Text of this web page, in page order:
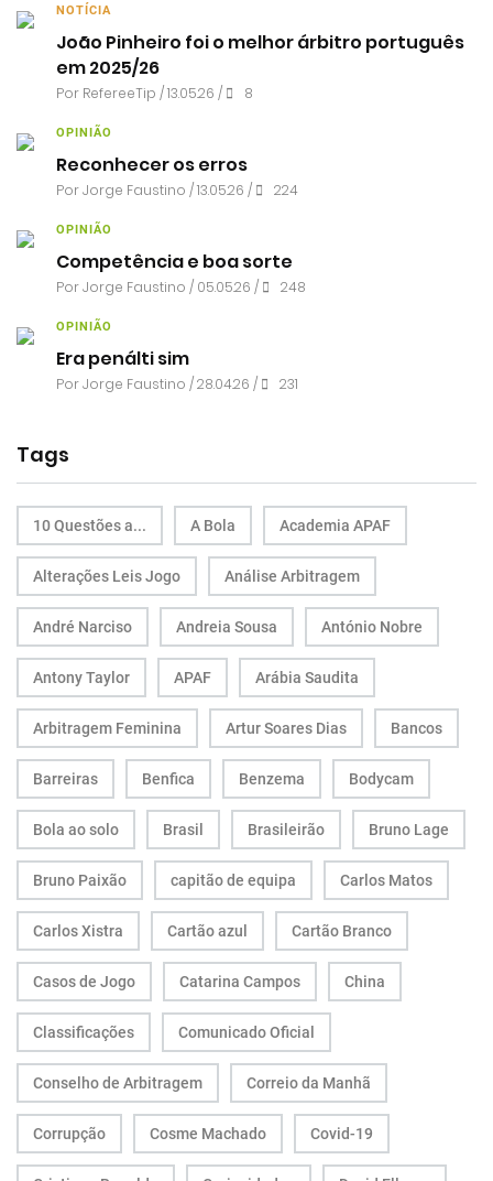
NOTÍCIA
João Pinheiro foi o melhor árbitro português
em 2025/26
Por RefereeTip / 13.05.26 / 8
OPINIÃO
Reconhecer os erros
PorJorge Faustino / 13.05.26 / 224
OPINIÃO
Competência e boa sorte
PorJorge Faustino / 05.05.26 / 248
OPINIÃO
Era penálti sim
PorJorge Faustino / 28.04.26 / 231
Tags
10 Questões a... A Bola Academia APAF
Alterações Leis Jogo Análise Arbitragem
André Narciso Andreia Sousa António Nobre
Antony Taylor APAF Arábia Saudita
Arbitragem Feminina Artur Soares Dias Bancos
Barreiras Benfica Benzema Bodycam
Bola ao solo Brasil Brasileirão Bruno Lage
Bruno Paixão capitão de equipa Carlos Matos
Carlos Xistra Cartão azul Cartão Branco
Casos de Jogo Catarina Campos China
Classificações Comunicado Oficial
Conselho de Arbitragem Correio da Manhã
Corrupção Cosme Machado Covid-19